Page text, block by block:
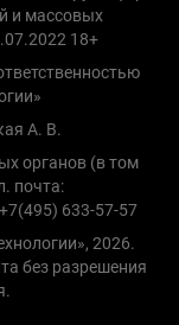
и массовых
18+
А. В.
органов (в том
почта:
633-57-57
2026.
без разрешения